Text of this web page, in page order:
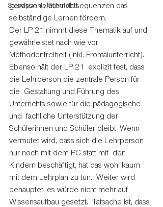
Standpunkte Schulblatt
gewissen Unterrichtsequenzen das
selbständige Lernen fördern.
Der LP 21 nimmt diese Thematik auf und
gewährleistet nach wie vor
Methodenfreiheit (inkl. Frontalunterricht).
Ebenso hält der LP 21  explizit fest, dass
die Lehrperson die zentrale Person für
die  Gestaltung und Führung des
Unterrichts sowie für die pädagogische
und  fachliche Unterstützung der
Schülerinnen und Schüler bleibt. Wenn
vermutet wird, dass sich die Lehrperson
nur noch mit dem PC statt mit  den
Kindern beschäftigt, hat das wohl kaum
mit dem Lehrplan zu tun.  Weiter wird
behauptet, es würde nicht mehr auf
Wissensaufbau gesetzt.  Tatsache ist, dass